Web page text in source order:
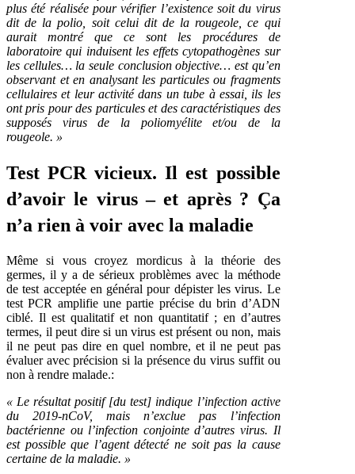
plus été réalisée pour vérifier l’existence soit du virus
dit de la polio, soit celui dit de la rougeole, ce qui
aurait montré que ce sont les procédures de
laboratoire qui induisent les effets cytopathogènes sur
les cellules… la seule conclusion objective… est qu’en
observant et en analysant les particules ou fragments
cellulaires et leur activité dans un tube à essai, ils les
ont pris pour des particules et des caractéristiques des
supposés virus de la poliomyélite et/ou de la
rougeole. »
Test PCR vicieux. Il est possible
d’avoir le virus – et après ? Ça
n’a rien à voir avec la maladie
Même si vous croyez mordicus à la théorie des
germes, il y a de sérieux problèmes avec la méthode
de test acceptée en général pour dépister les virus. Le
test PCR amplifie une partie précise du brin d’ADN
ciblé. Il est qualitatif et non quantitatif ; en d’autres
termes, il peut dire si un virus est présent ou non, mais
il ne peut pas dire en quel nombre, et il ne peut pas
évaluer avec précision si la présence du virus suffit ou
non à rendre malade.:
« Le résultat positif [du test] indique l’infection active
du 2019-nCoV, mais n’exclue pas l’infection
bactérienne ou l’infection conjointe d’autres virus. Il
est possible que l’agent détecté ne soit pas la cause
certaine de la maladie. »